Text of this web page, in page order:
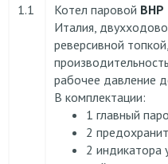
1.1
Котел паровой ВНР
Италия,
реверсивной топкой,
рабочее давление
В комплектации:
1 главный
2
2 индикатора